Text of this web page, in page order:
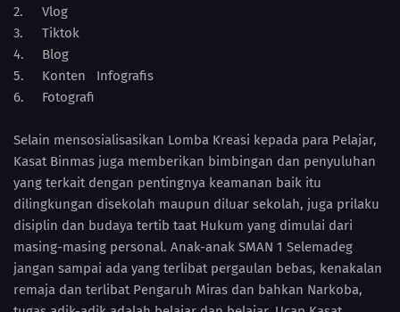
2.
Vlog
3.
Tiktok
4.
Blog
5.
Konten Infografis
6.
Fotografi
Selain mensosialisasikan Lomba Kreasi kepada para Pelajar,
Kasat Binmas juga memberikan bimbingan dan penyuluhan
yang terkait dengan pentingnya keamanan baik itu
dilingkungan disekolah maupun diluar sekolah, juga prilaku
disiplin dan budaya tertib taat Hukum yang dimulai dari
masing-masing personal. Anak-anak SMAN 1 Selemadeg
jangan sampai ada yang terlibat pergaulan bebas, kenakalan
remaja dan terlibat Pengaruh Miras dan bahkan Narkoba,